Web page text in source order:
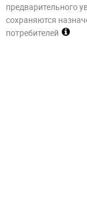
предварительного
сохраняются
потребителей